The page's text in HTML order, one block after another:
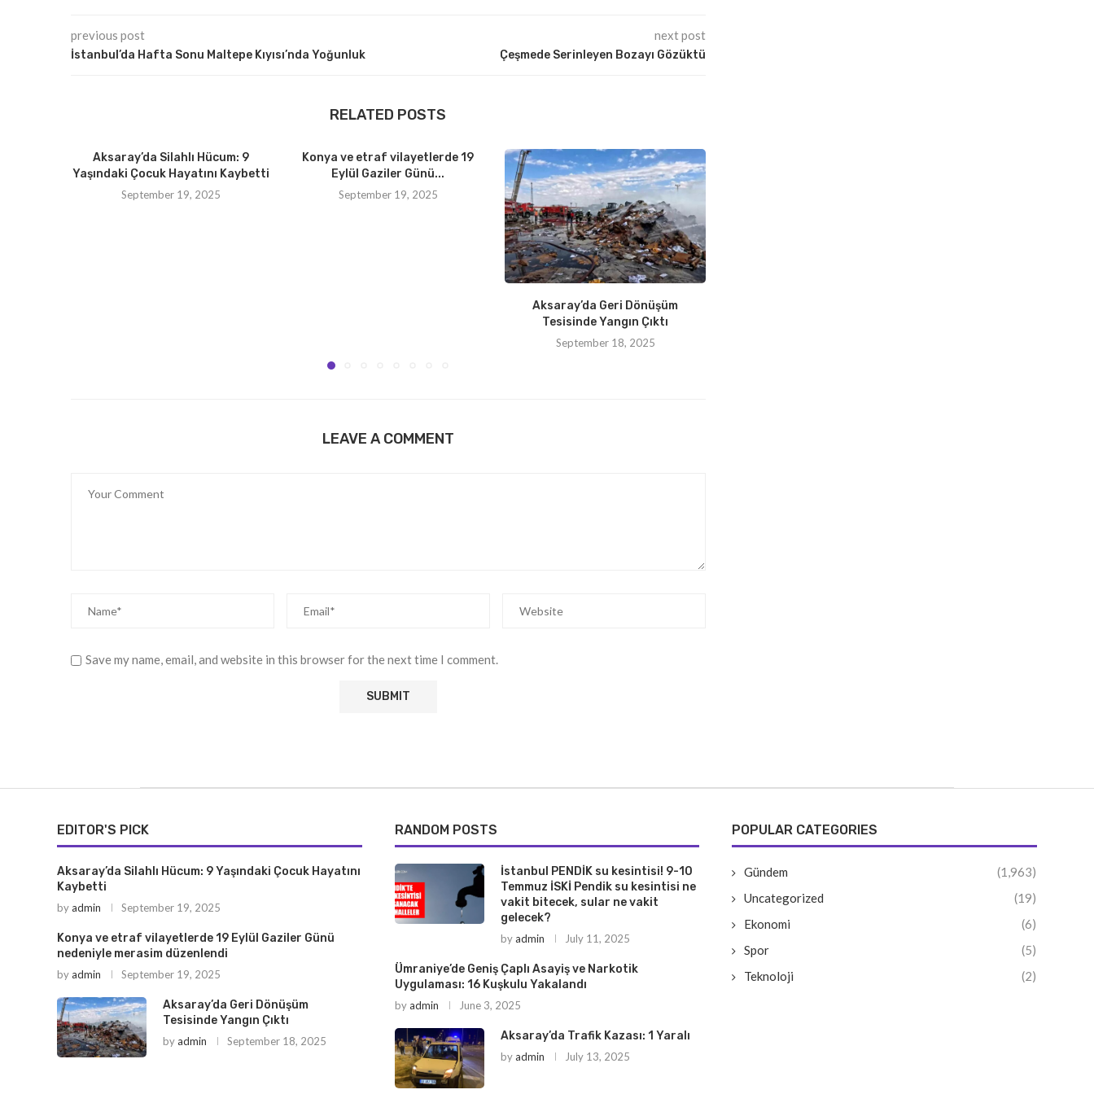
previous post
İstanbul’da Hafta Sonu Maltepe Kıyısı’nda Yoğunluk
next post
Çeşmede Serinleyen Bozayı Gözüktü
RELATED POSTS
Aksaray’da Silahlı Hücum: 9
Yaşındaki Çocuk Hayatını Kaybetti
September 19, 2025
Konya ve etraf vilayetlerde 19
Eylül Gaziler Günü...
September 19, 2025
Aksaray’da Geri Dönüşüm
Tesisinde Yangın Çıktı
September 18, 2025
LEAVE A COMMENT
Save my name, email, and website in this browser for the next time I comment.
EDITOR'S PICK
Aksaray’da Silahlı Hücum: 9 Yaşındaki Çocuk Hayatını
Kaybetti
byadmin September 19, 2025
Konya ve etraf vilayetlerde 19 Eylül Gaziler Günü
nedeniyle merasim düzenlendi
byadmin September 19, 2025
Aksaray’da Geri Dönüşüm
Tesisinde Yangın Çıktı
byadmin September 18, 2025
RANDOM POSTS
İstanbul PENDİK su kesintisi! 9-10
Temmuz İSKİ Pendik su kesintisi ne
vakit bitecek, sular ne vakit
gelecek?
byadmin July 11, 2025
Ümraniye’de Geniş Çaplı Asayiş ve Narkotik
Uygulaması: 16 Kuşkulu Yakalandı
byadmin June 3, 2025
Aksaray’da Trafik Kazası: 1 Yaralı
byadmin July 13, 2025
POPULAR CATEGORIES
Gündem
(1,963)
Uncategorized
(19)
Ekonomi
(6)
Spor
(5)
Teknoloji
(2)